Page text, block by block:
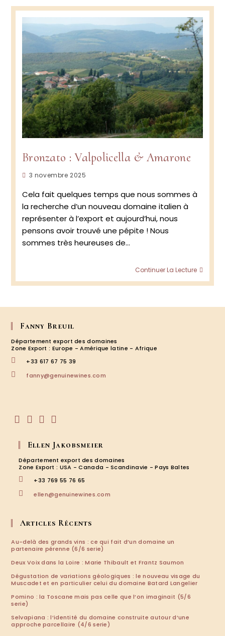
Bronzato : Valpolicella & Amarone
Publication
3 novembre 2025
Cela fait quelques temps que nous sommes à
la recherche d’un nouveau domaine italien à
représenter à l’export et aujourd’hui, nous
pensons avoir trouvé une pépite ! Nous
sommes très heureuses de…
Continuer La Lecture
Fanny Breuil
Département export des domaines
Zone Export : Europe - Amérique latine - Afrique
+33 617 67 75 39
fanny@genuinewines.com
dans
un
nouvel
onglet
un
nouvel
onglet
un
nouvel
onglet
un
nouvel
onglet
Ellen Jakobsmeier
Département export des domaines
Zone Export : USA - Canada - Scandinavie - Pays Baltes
+33 769 55 76 65
ellen@genuinewines.com
Articles Récents
Au-delà des grands vins : ce qui fait d’un domaine un
partenaire pérenne (6/6 serie)
Deux Voix dans la Loire : Marie Thibault et Frantz Saumon
Dégustation de variations géologiques : le nouveau visage du
Muscadet et en particulier celui du domaine Batard Langelier
Pomino : la Toscane mais pas celle que l’on imaginait (5/6
serie)
Selvapiana : l’identité du domaine construite autour d’une
approche parcellaire (4/6 serie)